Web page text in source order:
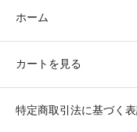
ホーム
カートを見る
特定商取引法に基づく